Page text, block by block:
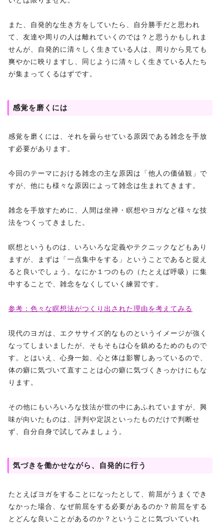
また、自発的な生き方をしていたら、自分勝手だと思われ
て、友達や周りの人は離れていくのでは？と思うかもしれま
せんが、自発的に清々しく生きている人は、周りから見ても
爽やかに映りますし、同じように清々しく生きている人たち
が集まってくるはずです。
感覚を磨くには
感覚を磨くには、それを曇らせている原因である雑念を手放
す必要があります。
今回のテーマにおける雑念の主な原因は「他人の価値観」で
すが、他にも様々な原因によって雑念は生まれてきます。
雑念を手放すために、人間は坐禅・瞑想やヨガなど様々な技
法をつくってきました。
瞑想というものは、いろいろな定義やテクニックなどもあり
ますが、まずは「一点集中をする」ということであると捉え
ると良いでしょう。なにか１つのもの（たとえば呼吸）に集
中することで、雑念をなくしていく練習です。
参考：色々な瞑想法がつくり出された理由を考えてみる
現代のヨガは、エクササイズ的なものというイメージが強く
なってしまいましたが、そもそもは心を鎮めるためのもので
す。とはいえ、心身一如、心と体は影響しあっているので、
体の癖に気づいて直すことは心の癖に気づくきっかけにもな
ります。
その他にもいろいろな技法が世の中にあふれていますが、興
味が向いたものは、評判や定説といったものだけで判断せ
ず、自分自身で試してみましょう。
気づきを働かせながら、自発的に行う
たとえばヨガをすることになったとして、前屈がうまくでき
なかった場合、なぜ前屈をする必要があるのか？前屈をする
とどんな良いことがあるのか？ということに気づいていれ